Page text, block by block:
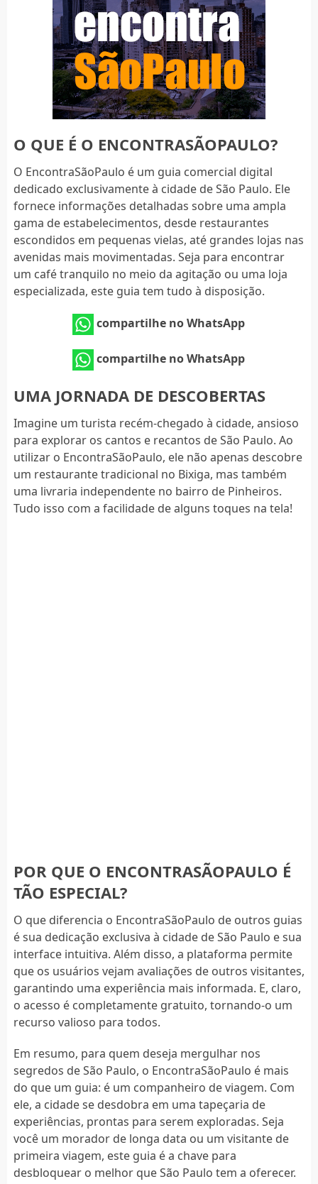
O QUE É O ENCONTRASÃOPAULO?
O EncontraSãoPaulo é um guia comercial digital
dedicado exclusivamente à cidade de São Paulo. Ele
fornece informações detalhadas sobre uma ampla
gama de estabelecimentos, desde restaurantes
escondidos em pequenas vielas, até grandes lojas nas
avenidas mais movimentadas. Seja para encontrar
um café tranquilo no meio da agitação ou uma loja
especializada, este guia tem tudo à disposição.
compartilhe no WhatsApp
compartilhe no WhatsApp
UMA JORNADA DE DESCOBERTAS
Imagine um turista recém-chegado à cidade, ansioso
para explorar os cantos e recantos de São Paulo. Ao
utilizar o EncontraSãoPaulo, ele não apenas descobre
um restaurante tradicional no Bixiga, mas também
uma livraria independente no bairro de Pinheiros.
Tudo isso com a facilidade de alguns toques na tela!
POR QUE O ENCONTRASÃOPAULO É
TÃO ESPECIAL?
O que diferencia o EncontraSãoPaulo de outros guias
é sua dedicação exclusiva à cidade de São Paulo e sua
interface intuitiva. Além disso, a plataforma permite
que os usuários vejam avaliações de outros visitantes,
garantindo uma experiência mais informada. E, claro,
o acesso é completamente gratuito, tornando-o um
recurso valioso para todos.
Em resumo, para quem deseja mergulhar nos
segredos de São Paulo, o EncontraSãoPaulo é mais
do que um guia: é um companheiro de viagem. Com
ele, a cidade se desdobra em uma tapeçaria de
experiências, prontas para serem exploradas. Seja
você um morador de longa data ou um visitante de
primeira viagem, este guia é a chave para
desbloquear o melhor que São Paulo tem a oferecer.